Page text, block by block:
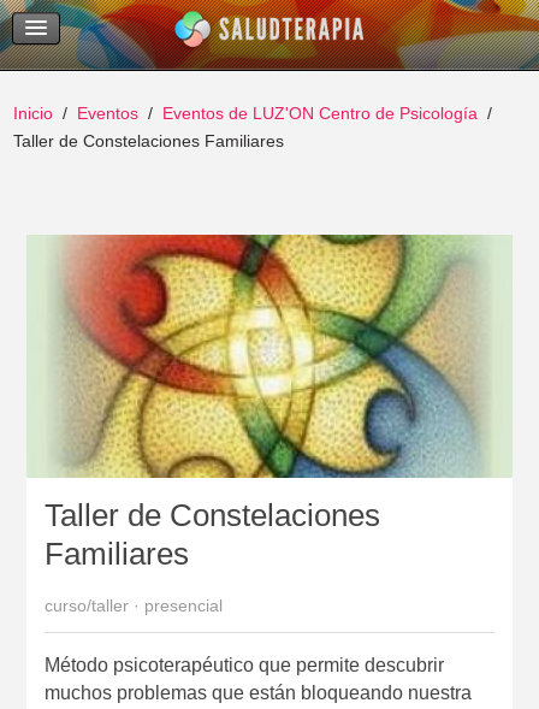
Temas Recientes
Buscar
Inicio Eventos
Eventos de LUZ'ON Centro de Psicología
Taller de Constelaciones Familiares
Taller de Constelaciones
Familiares
curso/taller · presencial
Método psicoterapéutico que permite descubrir
muchos problemas que están bloqueando nuestra